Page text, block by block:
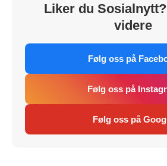
Liker du
videre
Følg oss på
Følg oss på
Følg oss på